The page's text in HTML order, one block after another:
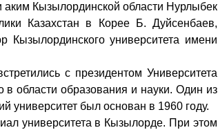
аким Кызылординской области Нурлыбек
Казахстан в Корее Б. Дуйсенбаев,
Кызылординского университета имени
с президентом Университета
в области образования и науки. Один из
университет был основан в 1960 году.
университета в Кызылорде. При этом